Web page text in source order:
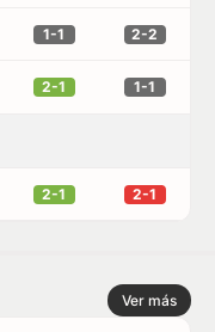
1-1 2-2
2-1 1-1
2-1 2-1
Ver más